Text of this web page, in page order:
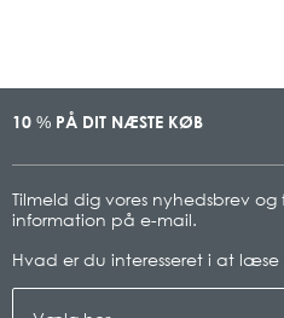
10 % PÅ DIT NÆSTE KØB
Tilmeld dig vores nyhedsbrev
information på e-mail.
Hvad er du interesseret i at læse